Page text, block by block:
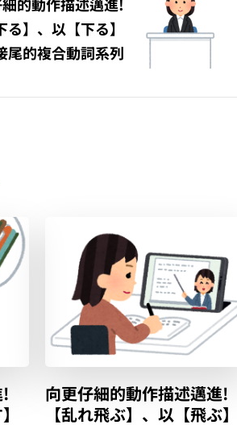
る】、以【下る】
尾的複合動詞系列
向更仔細的動作描述邁進!
【乱れ飛ぶ】、以【飛ぶ】